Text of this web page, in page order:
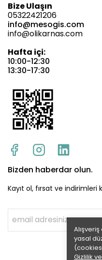
yasal
Gizlilik
Bize Ulaşın
05322421206
info@mesogis.com
info@olikarnas.com
Hafta içi:
10:00-12:30
13:30-17:30
Bizden haberdar olun.
Kayıt ol, fırsat ve indirimleri